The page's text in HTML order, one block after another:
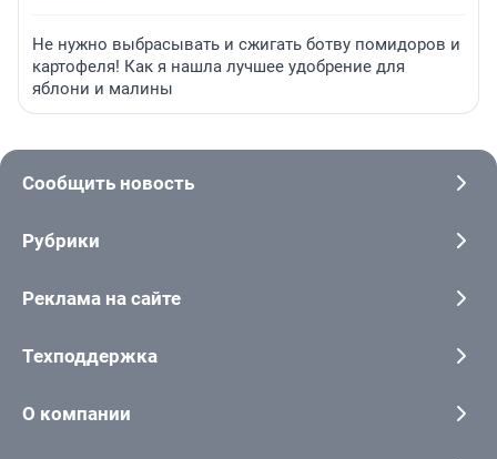
Не нужно выбрасывать и сжигать ботву помидоров и
картофеля! Как я нашла лучшее удобрение для
яблони и малины
Сообщить новость
Рубрики
Реклама на сайте
Техподдержка
О компании